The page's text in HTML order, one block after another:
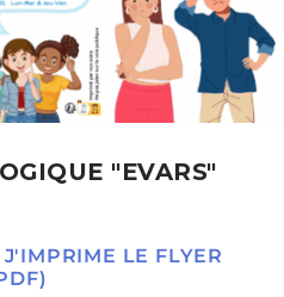
"EVARS"
LE FLYER